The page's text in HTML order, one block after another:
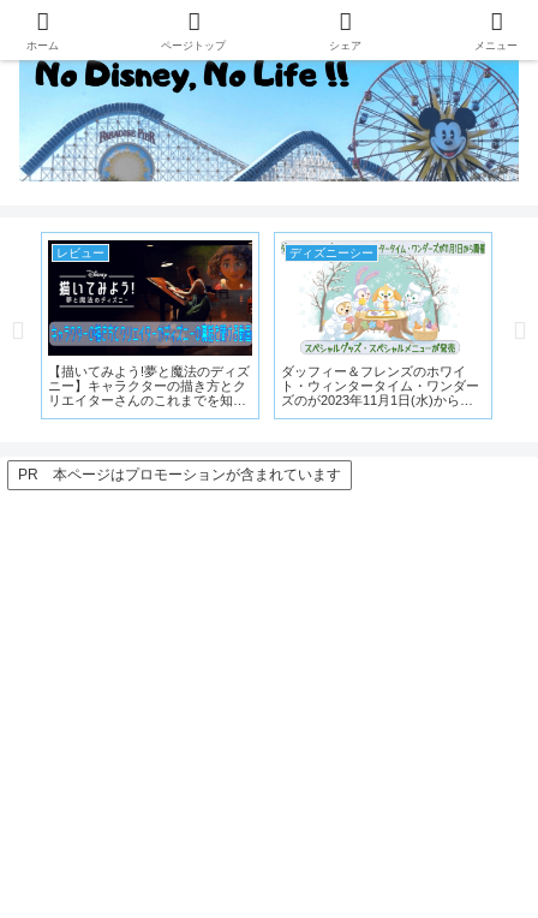
レビュー
【描いてみよう!夢と魔法のディズ
ニー】キャラクターの描き方とク
リエイターさんのこれまでを知れ
ディズニーシー
ダッフィー＆フレンズのホワイ
ト・ウィンタータイム・ワンダー
ズのが2023年11月1日(水)から開
PR 本ページはプロモーションが含まれています
ホーム ページトップ シェア メニュー